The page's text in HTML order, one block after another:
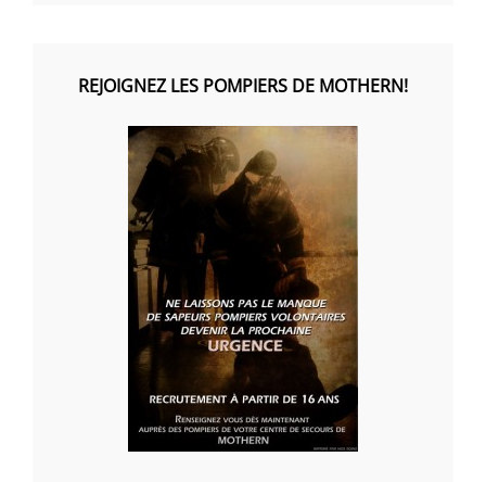
REJOIGNEZ LES POMPIERS DE MOTHERN!